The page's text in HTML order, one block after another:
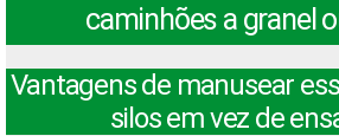
caminhões a granel
Vantagens de manusear
silos em vez de